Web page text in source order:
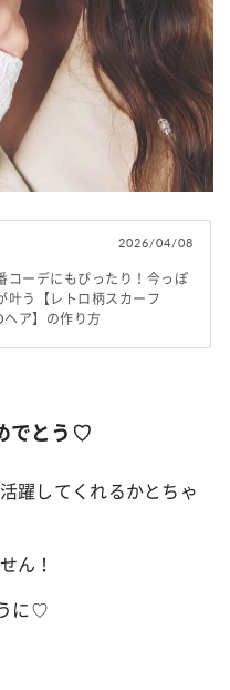
2026/04/08
コーデにもぴったり！今っぽ
叶う【レトロ柄スカーフ
ア】の作り方
でとう♡
躍してくれるかとちゃ
ん！
に♡